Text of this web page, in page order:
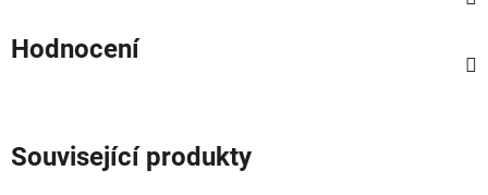
Hodnocení
Související produkty